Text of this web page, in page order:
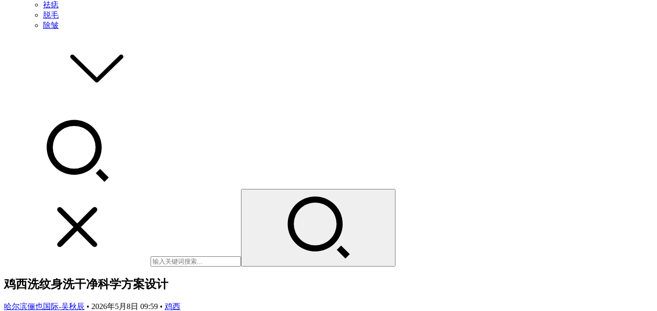
祛痣
脱毛
除皱
鸡西洗纹身洗干净科学方案设计
哈尔滨俪也国际-吴秋辰 • 2026年5月8日 09:59 • 鸡西